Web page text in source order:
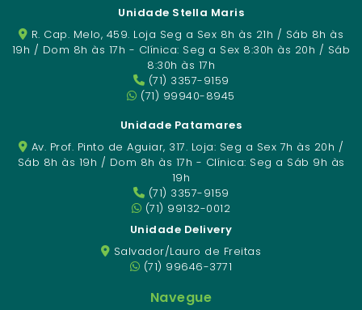
Unidade Stella Maris
R. Cap. Melo, 459. Loja Seg a Sex 8h às 21h / Sáb 8h às
19h / Dom 8h às 17h - Clínica: Seg a Sex 8:30h às 20h / Sáb
8:30h às 17h
(71) 3357-9159
(71) 99940-8945
Unidade Patamares
Av. Prof. Pinto de Aguiar, 317. Loja: Seg a Sex 7h às 20h /
Sáb 8h às 19h / Dom 8h às 17h - Clínica: Seg a Sáb 9h às
19h
(71) 3357-9159
(71) 99132-0012
Unidade Delivery
Salvador/Lauro de Freitas
(71) 99646-3771
Navegue